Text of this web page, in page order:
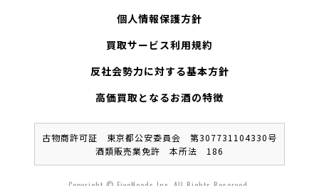
個人情報保護方針
買取サービス利用規約
反社会勢力に対する基本方針
高価買取となるお酒の特徴
古物商許可証 東京都公安委員会 第307731104330号
酒類販売業免許 本所法 186